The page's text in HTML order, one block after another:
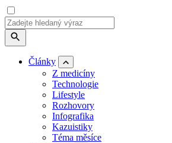
Články
Z medicíny
Technologie
Lifestyle
Rozhovory
Infografika
Kazuistiky
Téma měsíce